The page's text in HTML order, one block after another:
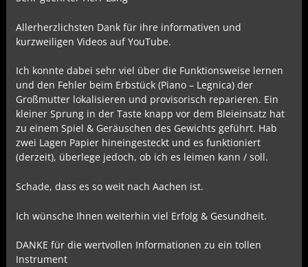
Allerherzlichsten Dank für ihre informativen und
kurzweiligen Videos auf YouTube.
Ich konnte dabei sehr viel über die Funktionsweise lernen
und den Fehler beim Erbstück (Piano – Legnica) der
Großmutter lokalisieren und provisorisch reparieren. Ein
kleiner Sprung in der Taste knapp vor dem Bleieinsatz hat
zu einem Spiel & Geräuschen des Gewichts geführt. Hab
zwei Lagen Papier hineingesteckt und es funktioniert
(derzeit), überlege jedoch, ob ich es leimen kann / soll.
Schade, dass es so weit nach Aachen ist.
Ich wünsche Ihnen weiterhin viel Erfolg & Gesundheit.
DANKE für die wertvollen Informationen zu ein tollen
Instrument